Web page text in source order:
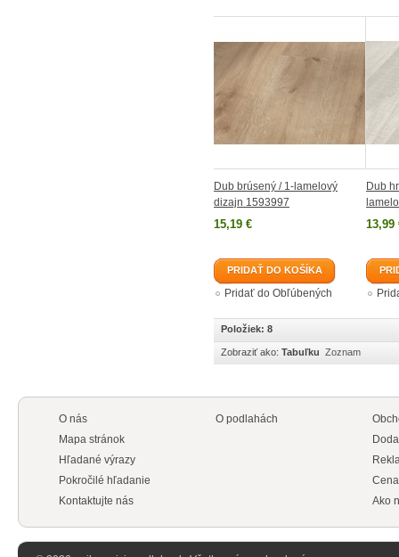
Dub brúsený / 1-lamelový
dizajn 1593997
15,19 €
PRIDAŤ DO KOŠÍKA
Pridať do Obľúbených
Dub
13,99
Položiek: 8
Zobraziť ako: Tabuľku Zoznam
O nás
Mapa stránok
Hľadané výrazy
Pokročilé hľadanie
Kontaktujte nás
O podlahách
Ako